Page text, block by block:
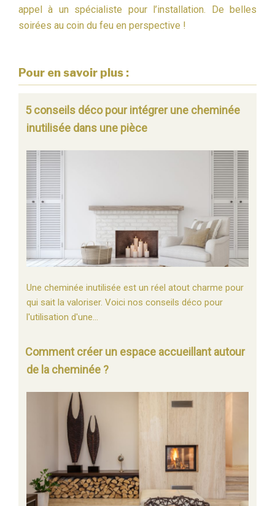
appel à un spécialiste pour l’installation. De belles
soirées au coin du feu en perspective !
Pour en savoir plus :
5 conseils déco pour intégrer une cheminée
inutilisée dans une pièce
Une cheminée inutilisée est un réel atout charme pour
qui sait la valoriser. Voici nos conseils déco pour
l'utilisation d'une…
Comment créer un espace accueillant autour
de la cheminée ?